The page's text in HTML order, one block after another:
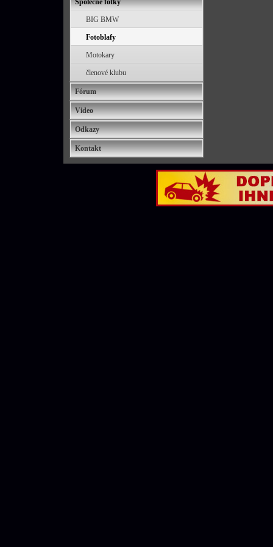
Společné fotky
BIG BMW
Fotoblafy
Motokary
členové klubu
Fórum
Video
Odkazy
Kontakt